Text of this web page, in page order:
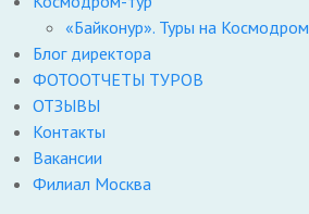
«Байконур». Туры на Космодром
Блог директора
ФОТООТЧЕТЫ ТУРОВ
ОТЗЫВЫ
Контакты
Вакансии
Филиал Москва